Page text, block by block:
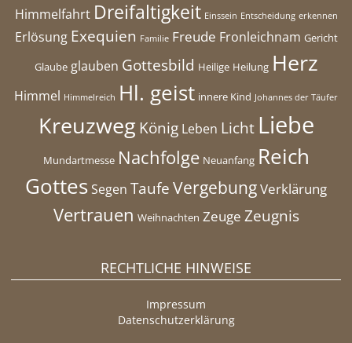
Himmelfahrt Dreifaltigkeit Einssein Entscheidung erkennen
Erlösung Exequien Familie Freude Fronleichnam Gericht
Glaube glauben Gottesbild Heilige Heilung Herz
Himmel Himmelreich Hl. geist innere Kind Johannes der Täufer
Kreuzweg König Leben Licht Liebe
Mundartmesse Nachfolge Neuanfang Reich
Gottes Segen TaufeVergebungVerklärung
Vertrauen Weihnachten Zeuge Zeugnis
RECHTLICHE HINWEISE
Impressum
Datenschutzerklärung